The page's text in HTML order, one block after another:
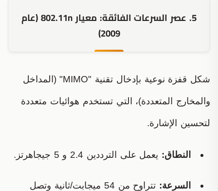
5. عصر السرعات الفائقة: معيار 802.11n (عام
2009)
شكل قفزة نوعية بإدخال تقنية "MIMO" (المداخل
والمخارج المتعددة)، التي تستخدم هوائيات متعددة
لتحسين الإشارة.
النطاق: يعمل على الترددين 2.4 و 5 جيجاهرتز.
السرعة:
تتراوح من 54 ميجابت/ثانية وتصل